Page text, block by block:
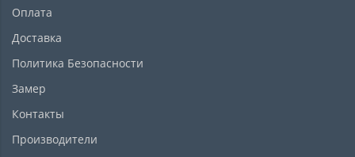
Оплата
Доставка
Политика Безопасности
Замер
Контакты
Производители